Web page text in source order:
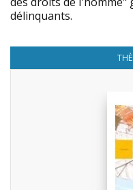
délinquants.